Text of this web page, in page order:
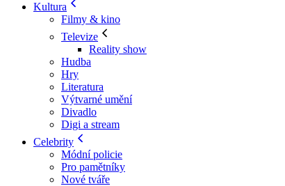
Kultura
Filmy & kino
Televize
Reality show
Hudba
Hry
Literatura
Výtvarné umění
Divadlo
Digi a stream
Celebrity
Módní policie
Pro pamětníky
Nové tváře